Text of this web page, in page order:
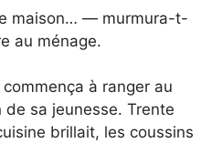
maison… — murmura-t-
au ménage.
à ranger au
de sa jeunesse. Trente
brillait, les coussins